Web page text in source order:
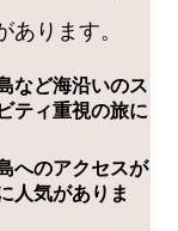
ります。
など海沿いのス
ティ重視の旅に
へのアクセスが
人気がありま